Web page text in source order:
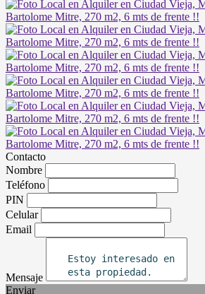
Contacto
Nombre
Teléfono
PIN
Celular
Email
Mensaje
Enviar